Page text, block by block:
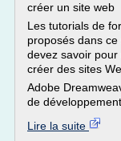
créer un site web
Les tutorials de
proposés dans
devez savoir
créer des sites
Adobe
de
Lire la suite